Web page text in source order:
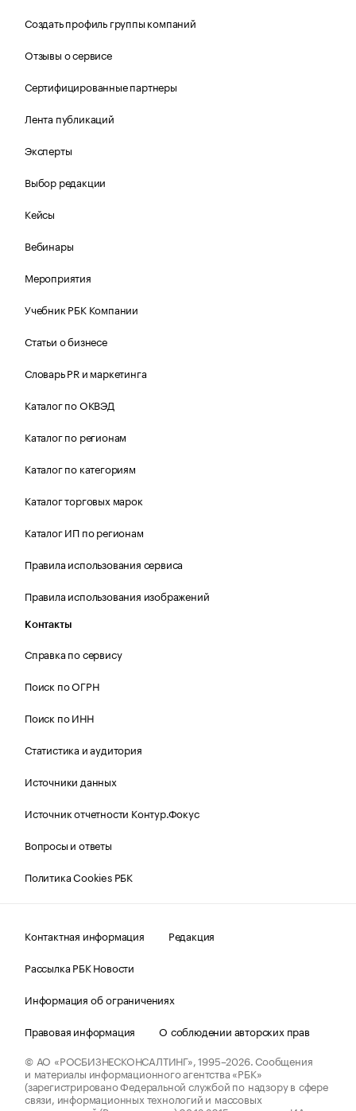
Создать профиль группы компаний
Отзывы о сервисе
Сертифицированные партнеры
Лента публикаций
Эксперты
Выбор редакции
Кейсы
Вебинары
Мероприятия
Учебник РБК Компании
Статьи о бизнесе
Словарь PR и маркетинга
Каталог по ОКВЭД
Каталог по регионам
Каталог по категориям
Каталог торговых марок
Каталог ИП по регионам
Правила использования сервиса
Правила использования изображений
Контакты
Справка по сервису
Поиск по ОГРН
Поиск по ИНН
Статистика и аудитория
Источники данных
Источник отчетности Контур.Фокус
Вопросы и ответы
Политика Cookies РБК
Контактная информация
Редакция
Рассылка РБК Новости
Информация об ограничениях
Правовая информация
О соблюдении авторских прав
© АО «РОСБИЗНЕСКОНСАЛТИНГ»,1995–2026.Сообщения
и материалы информационного агентства «РБК»
(зарегистрировано Федеральной службой по надзору в сфере
связи, информационных технологий и массовых